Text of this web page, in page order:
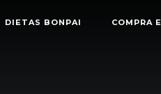
DIETAS BONPAI COMPRA